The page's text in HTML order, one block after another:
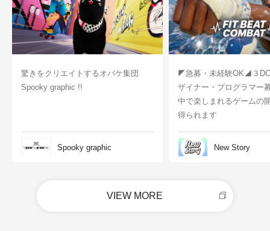
驚きをクリエイトするオバケ集団
Spooky graphic !!
Spooky graphic
◤急募・未経験OK◢３
ザイナー・プログラマー
中で楽しまれるゲームの
得られます
New Story
VIEW MORE